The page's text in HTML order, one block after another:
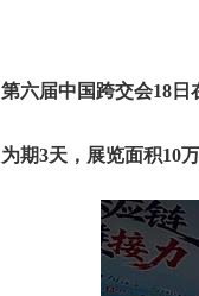
第六届中国跨交会18日
为期3天，展览面积10